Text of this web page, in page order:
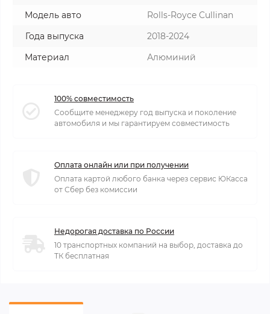
Модель авто
Rolls-Royce Cullinan
Года выпуска
2018-2024
Материал
Алюминий
100% совместимость
Сообщите менеджеру год выпуска и поколение
автомобиля и мы гарантируем совместимость
Оплата онлайн или при получении
Оплата картой любого банка через сервис ЮКасса
от Сбер без комиссии
Недорогая доставка по России
10 транспортных компаний на выбор, доставка до
ТК бесплатная